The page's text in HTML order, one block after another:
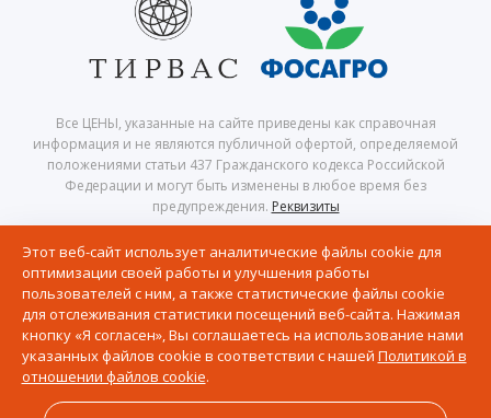
Все ЦЕНЫ, указанные на сайте приведены как справочная
информация и не являются публичной офертой, определяемой
положениями статьи 437 Гражданского кодекса Российской
Федерации и могут быть изменены в любое время без
предупреждения. Реквизиты
Мурманская область, Кольский полуостров
Политика в отношении обработки персональных данных
Согласие на получение рассылки рекламно-информационных
материалов
Политика в отношении файлов Cookie
Разработка сайта и дизайн:
Этот веб-сайт использует аналитические файлы cookie для
оптимизации своей работы и улучшения работы
пользователей с ним, а также статистические файлы cookie
для отслеживания статистики посещений веб-сайта. Нажимая
кнопку «Я согласен», Вы соглашаетесь на использование нами
указанных файлов cookie в соответствии с нашей Политикой в
отношении файлов cookie.